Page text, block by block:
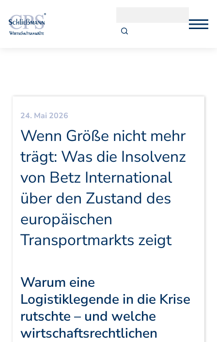
24. Mai 2026
Wenn Größe nicht mehr
trägt: Was die Insolvenz
von Betz International
über den Zustand des
europäischen
Transportmarkts zeigt
Warum eine
Logistiklegende in die Krise
rutschte – und welche
wirtschaftsrechtlichen